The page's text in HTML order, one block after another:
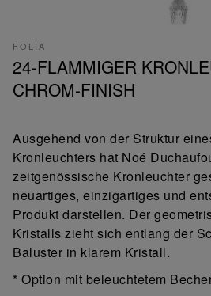
FOLIA
24-FLAMMIGER
CHROM-FINISH
Ausgehend von der Struktur
Kronleuchters hat Noé
zeitgenössische Kronleuchter
neuartiges, einzigartiges und
Produkt darstellen. Der
Kristalls zieht sich entlang der
Baluster in klarem Kristall.
* Option mit beleuchtetem